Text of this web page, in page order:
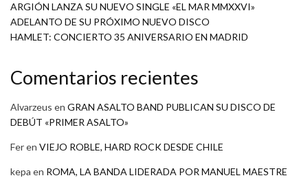
ARGIÓN LANZA SU NUEVO SINGLE «EL MAR MMXXVI»
ADELANTO DE SU PRÓXIMO NUEVO DISCO
HAMLET: CONCIERTO 35 ANIVERSARIO EN MADRID
Comentarios recientes
Alvarzeus en GRAN ASALTO BAND PUBLICAN SU DISCO DE
DEBÚT «PRIMER ASALTO»
Feren VIEJO ROBLE, HARD ROCK DESDE CHILE
kepa en ROMA, LA BANDA LIDERADA POR MANUEL MAESTRE